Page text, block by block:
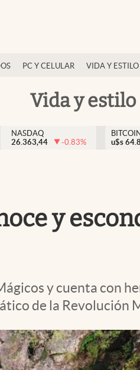
PC Y CELULAR VIDA Y ESTILO
Vida y estilo
NASDAQ
26.363,44
-0.83%
BITCOIN
u$s
y
y cuenta con
de la Revolución